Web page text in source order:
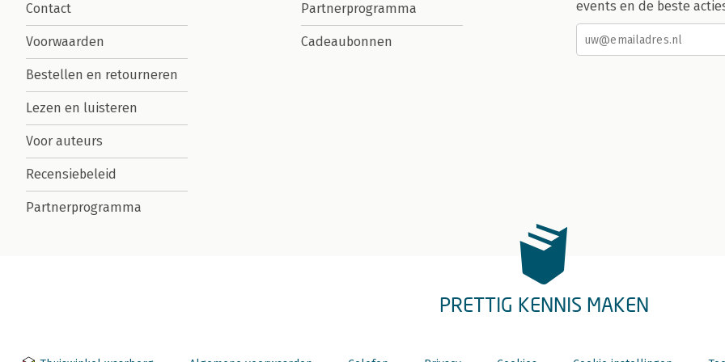
Contact
Voorwaarden
Bestellen en retourneren
Lezen en luisteren
Voor auteurs
Recensiebeleid
Partnerprogramma
Partnerprogramma
Cadeaubonnen
events en de beste
PRETTIG KENNIS MAKEN